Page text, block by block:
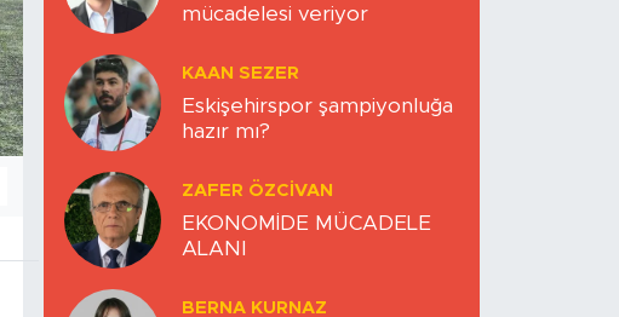
mücadelesi veriyor
KAAN SEZER
Eskişehirspor şampiyonluğa
hazır mı?
ZAFER ÖZCIVAN
EKONOMİDE MÜCADELE
ALANI
BERNA KURNAZ